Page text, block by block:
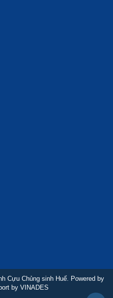
Cựu Chủng sinh Huế. Powered by
by VINADES